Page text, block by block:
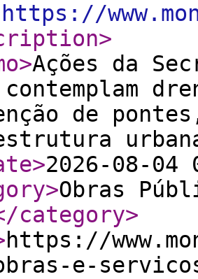
https://
>
>Ações da
contemplam
de
>2026-08-04
>Obras
category>
https://
e-